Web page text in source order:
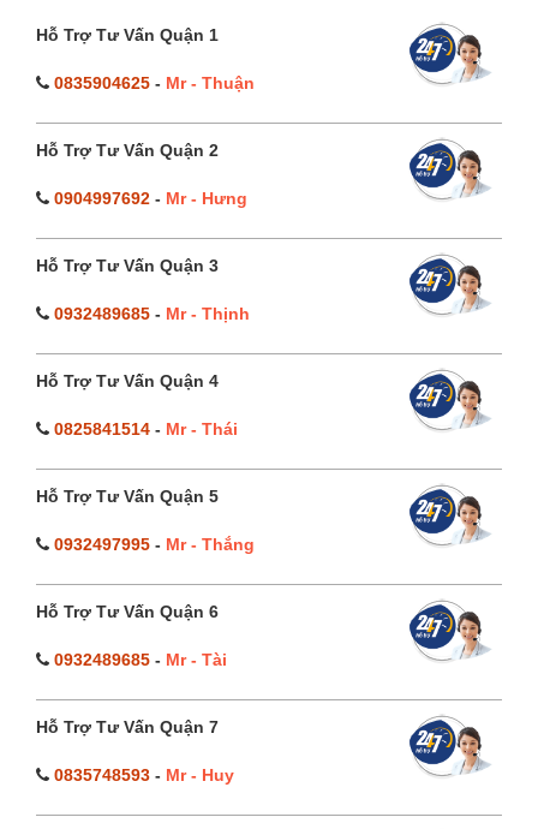
Hỗ Trợ Tư Vấn Quận 1
0835904625 - Mr - Thuận
Hỗ Trợ Tư Vấn Quận 2
0904997692 - Mr - Hưng
Hỗ Trợ Tư Vấn Quận 3
0932489685 - Mr - Thịnh
Hỗ Trợ Tư Vấn Quận 4
0825841514 - Mr - Thái
Hỗ Trợ Tư Vấn Quận 5
0932497995 - Mr - Thắng
Hỗ Trợ Tư Vấn Quận 6
0932489685 - Mr - Tài
Hỗ Trợ Tư Vấn Quận 7
0835748593 - Mr - Huy